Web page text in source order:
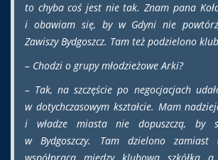
to chyba coś jest nie tak. Znam pana
i obawiam się, by w Gdyni nie
Zawiszy Bydgoszcz. Tam też podzielono
– Chodzi o grupy młodzieżowe Arki?
– Tak, na szczęście po negocjacjach
w dotychczasowym kształcie. Mam
i władze miasta nie dopuszczą, by
w Bydgoszczy. Tam dzielono zamiast